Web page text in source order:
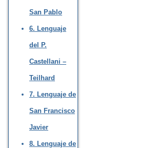
San Pablo
6. Lenguaje
del P.
Castellani –
Teilhard
7. Lenguaje de
San Francisco
Javier
8. Lenguaje de